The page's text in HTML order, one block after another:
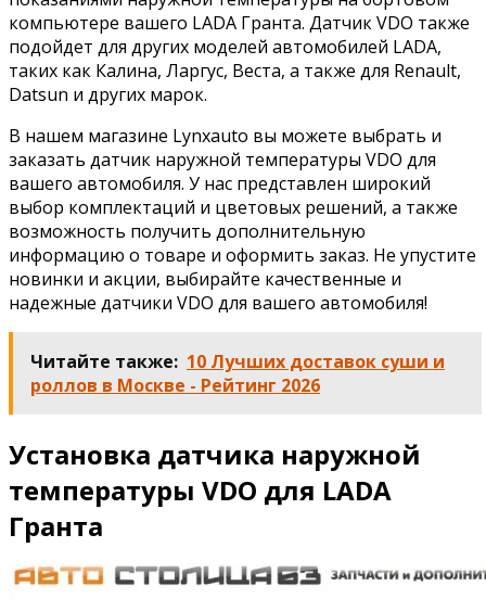
компьютере вашего LADA Гранта. Датчик VDO также
подойдет для других моделей автомобилей LADA,
таких как Калина, Ларгус, Веста, а также для Renault,
Datsun и других марок.
В нашем магазине Lynxauto вы можете выбрать и
заказать датчик наружной температуры VDO для
вашего автомобиля. У нас представлен широкий
выбор комплектаций и цветовых решений, а также
возможность получить дополнительную
информацию о товаре и оформить заказ. Не упустите
новинки и акции, выбирайте качественные и
надежные датчики VDO для вашего автомобиля!
Читайте также: 10 Лучших доставок суши и
роллов в Москве - Рейтинг 2026
Установка датчика наружной
температуры VDO для LADA
Гранта